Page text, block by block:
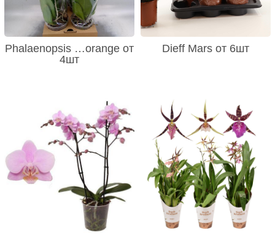
Phalaenopsis …orange от
4шт
Dieff Mars от 6шт